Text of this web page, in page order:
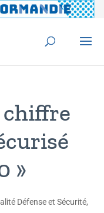
chiffre
»
Défense et Sécurité,